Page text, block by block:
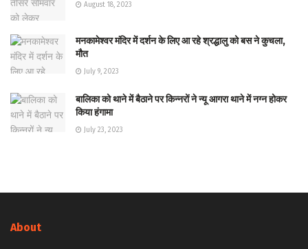
August 18, 2023
मनकामेश्वर मंदिर में दर्शन के लिए आ रहे श्रद्धालु को बस ने कुचला,
मौत
July 9, 2023
बालिका को थाने में बैठाने पर किन्नरों ने न्यू आगरा थाने में नग्न होकर
किया हंगामा
July 23, 2023
About